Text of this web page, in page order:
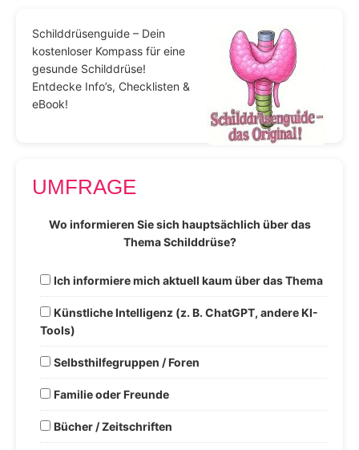
Schilddrüsenguide – Dein
kostenloser Kompass für eine
gesunde Schilddrüse!
Entdecke Info’s, Checklisten &
eBook!
UMFRAGE
Wo informieren Sie sich hauptsächlich über das
Thema Schilddrüse?
Ich informiere mich aktuell kaum über das Thema
Künstliche Intelligenz (z. B. ChatGPT, andere KI-
Tools)
Selbsthilfegruppen / Foren
Familie oder Freunde
Bücher / Zeitschriften